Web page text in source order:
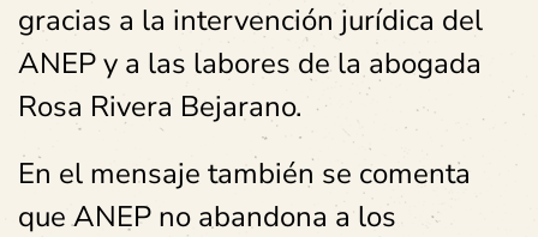
gracias a la intervención jurídica del
ANEP y a las labores de la abogada
Rosa Rivera Bejarano.
En el mensaje también se comenta
que ANEP no abandona a los